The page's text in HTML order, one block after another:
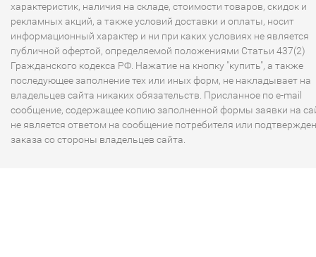
характеристик, наличия на складе, стоимости товаров, скидок и
рекламных акций, а также условий доставки и оплаты, носит
информационный характер и ни при каких условиях не является
публичной офертой, определяемой положениями Статьи 437(2)
Гражданского кодекса РФ. Нажатие на кнопку "купить", а также
последующее заполнение тех или иных форм, не накладывает на
владельцев сайта никаких обязательств. Присланное по e-mail
сообщение, содержащее копию заполненной формы заявки на
не является ответом на сообщение потребителя или
заказа со стороны владельцев сайта.